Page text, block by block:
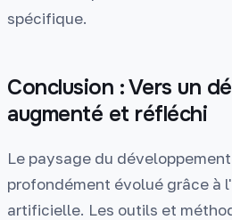
spécifique.
Conclusion : Vers un
augmenté et réfléchi
Le paysage du
profondément évolué grâce à
artificielle. Les outils et